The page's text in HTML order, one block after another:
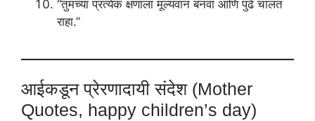
“तुमच्या प्रत्येक क्षणाला मूल्यवान बनवा आणि पुढे चालत
राहा.”
आईकडून प्रेरणादायी संदेश (Mother
Quotes, happy children’s day)